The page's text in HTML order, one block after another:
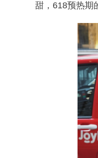
甜，618预热期